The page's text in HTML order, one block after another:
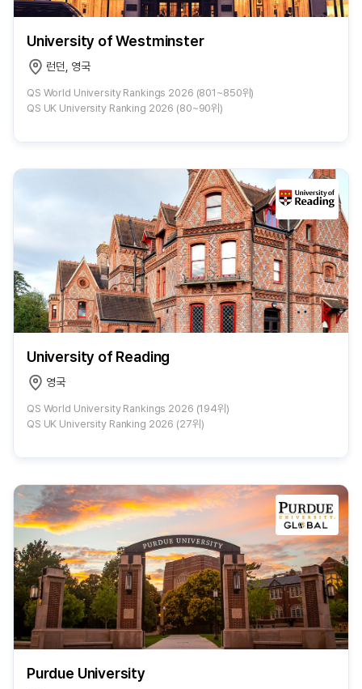
University of Westminster
런던, 영국
QS World University Rankings 2026 (801~850위)
QS UK University Ranking 2026 (80~90위)
University of Reading
영국
QS World University Rankings 2026 (194위)
QS UK University Ranking 2026 (27위)
Purdue University